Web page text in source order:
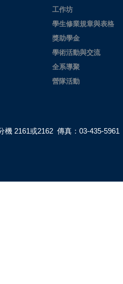
工作坊
學生修業規章與表格
獎助學金
學術活動與交流
全系導聚
營隊活動
機 2161或2162 傳真：03-435-5961